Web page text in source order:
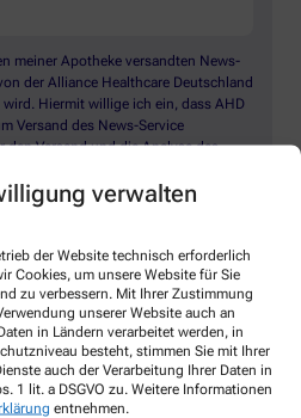
verwalten
der Website technisch erforderlich
Cookies, um unsere Website für Sie
zu verbessern. Mit Ihrer Zustimmung
unserer Website auch an
in Ländern verarbeitet werden, in
besteht, stimmen Sie mit Ihrer
auch der Verarbeitung Ihrer Daten in
1 lit. a DSGVO zu. Weitere Informationen
entnehmen.
meiner Apotheke versandten News-
der Alliance Healthcare Deutschland
Hiermit willige ich ein, dass AHD
Versand des News-Service
den Versand und die Analyse des
widerrufen werden (z.B. über den
Die sonstigen
sich in derDatenschutzerklärung
einlösbar bis zum
50,00 €. Gültig auf das
rezeptpflichtige Produkte.